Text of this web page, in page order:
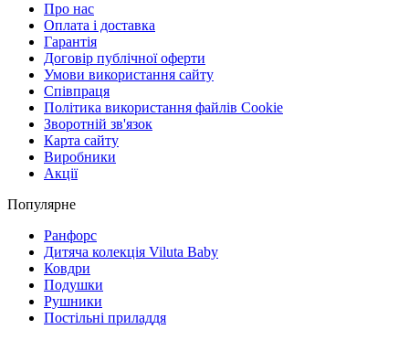
Про нас
Оплата і доставка
Гарантія
Договір публічної оферти
Умови використання сайту
Співпраця
Політика використання файлів Cookie
Зворотній зв'язок
Карта сайту
Виробники
Акції
Популярне
Ранфорс
Дитяча колекція Viluta Baby
Ковдри
Подушки
Рушники
Постільні приладдя